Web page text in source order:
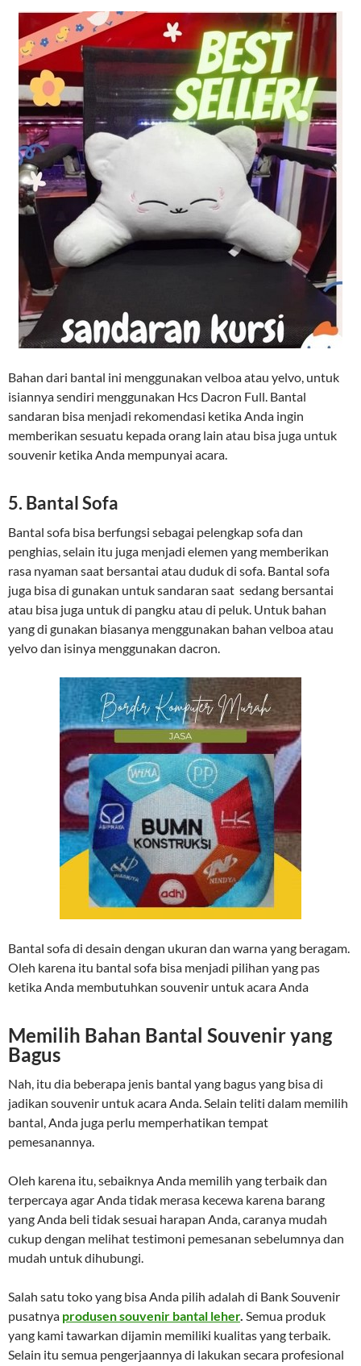
Bahan dari bantal ini menggunakan velboa atau yelvo, untuk
isiannya sendiri menggunakan Hcs Dacron Full. Bantal
sandaran bisa menjadi rekomendasi ketika Anda ingin
memberikan sesuatu kepada orang lain atau bisa juga untuk
souvenir ketika Anda mempunyai acara.
5. Bantal Sofa
Bantal sofa bisa berfungsi sebagai pelengkap sofa dan
penghias, selain itu juga menjadi elemen yang memberikan
rasa nyaman saat bersantai atau duduk di sofa. Bantal sofa
juga bisa di gunakan untuk sandaran saat sedang bersantai
atau bisa juga untuk di pangku atau di peluk. Untuk bahan
yang di gunakan biasanya menggunakan bahan velboa atau
yelvo dan isinya menggunakan dacron.
Bantal sofa di desain dengan ukuran dan warna yang beragam.
Oleh karena itu bantal sofa bisa menjadi pilihan yang pas
ketika Anda membutuhkan souvenir untuk acara Anda
Memilih Bahan Bantal Souvenir yang
Bagus
Nah, itu dia beberapa jenis bantal yang bagus yang bisa di
jadikan souvenir untuk acara Anda. Selain teliti dalam memilih
bantal, Anda juga perlu memperhatikan tempat
pemesanannya.
Oleh karena itu, sebaiknya Anda memilih yang terbaik dan
terpercaya agar Anda tidak merasa kecewa karena barang
yang Anda beli tidak sesuai harapan Anda, caranya mudah
cukup dengan melihat testimoni pemesanan sebelumnya dan
mudah untuk dihubungi.
Salah satu toko yang bisa Anda pilih adalah di Bank Souvenir
pusatnya produsen souvenir bantal leher. Semua produk
yang kami tawarkan dijamin memiliki kualitas yang terbaik.
Selain itu semua pengerjaannya di lakukan secara profesional